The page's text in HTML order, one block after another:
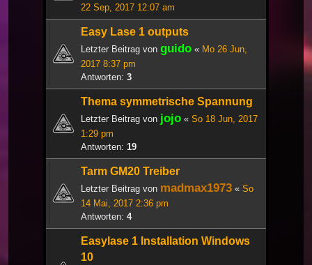
22 Sep, 2017 12:07 am
Easy Lase 1 outputs
Letzter Beitrag von guido « Mo 26 Jun,
2017 8:37 pm
Antworten: 3
Thema symmetrische Spannung
Letzter Beitrag von jojo « So 18 Jun, 2017
1:29 pm
Antworten: 19
Tarm GM20 Treiber
Letzter Beitrag von madmax1973 « So
14 Mai, 2017 2:36 pm
Antworten: 4
Easylase 1 Installation Windows
10